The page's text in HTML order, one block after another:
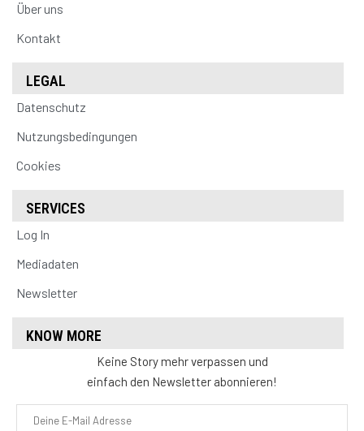
Über uns
Kontakt
LEGAL
Datenschutz
Nutzungsbedingungen
Cookies
SERVICES
Log In
Mediadaten
Newsletter
KNOW MORE
Keine Story mehr verpassen und
einfach den Newsletter abonnieren!